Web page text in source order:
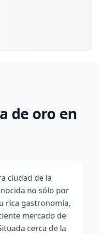
de oro en
ciudad de la
no sólo por
rica gastronomía,
mercado de
cerca de la